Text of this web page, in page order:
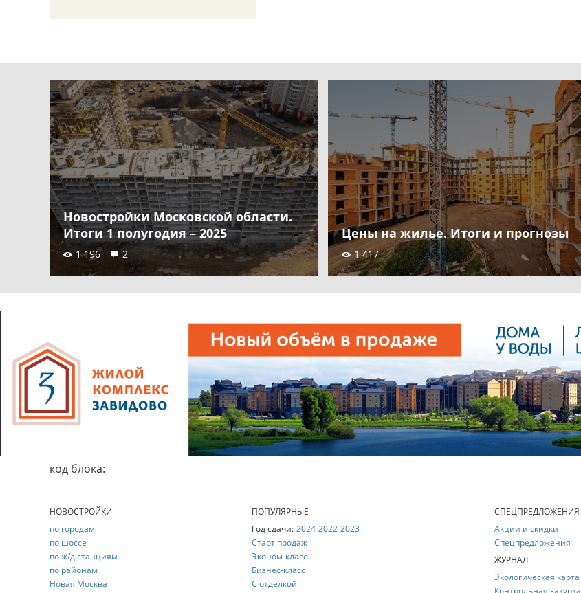
Новостройки Московской области.
Итоги 1 полугодия – 2025
1 196 2
Цены на жилье. Итоги и прогнозы
1 417
код блока:
НОВОСТРОЙКИ
по городам
по шоссе
по ж/д станциям
по районам
Новая Москва
ПОПУЛЯРНЫЕ
Год сдачи: 2024 2022 2023
Старт продаж
Эконом-класс
Бизнес-класс
С отделкой
СПЕЦПРЕДЛОЖЕНИЯ
Акции и скидки
Спецпредложения
ЖУРНАЛ
Экологическая карта
Контрольная закупка